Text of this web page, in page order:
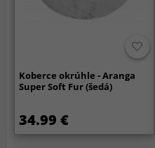
Koberce okrúhle - Aranga
Super Soft Fur (šedá)
34.99 €